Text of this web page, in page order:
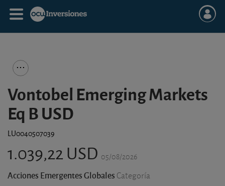
Vontobel Emerging Markets
Eq B USD
LU0040507039
1.039,22 USD 05/08/2026
Acciones Emergentes Globales Categoría